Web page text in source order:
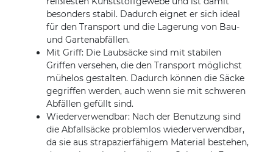
besonders stabil. Dadurch eignet er sich ideal
für den Transport und die Lagerung von Bau-
und Gartenabfällen.
Mit Griff: Die Laubsäcke sind mit stabilen
Griffen versehen, die den Transport möglichst
mühelos gestalten. Dadurch können die Säcke
gegriffen werden, auch wenn sie mit schweren
Abfällen gefüllt sind.
Wiederverwendbar: Nach der Benutzung sind
die Abfallsäcke problemlos wiederverwendbar,
da sie aus strapazierfähigem Material bestehen,